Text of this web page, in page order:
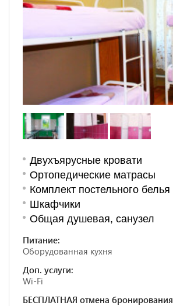
Двухъярусные кровати
Ортопедические матрасы
Комплект постельного белья
Шкафчики
Общая душевая, санузел
Питание:
Оборудованная кухня
Доп. услуги:
Wi-Fi
БЕСПЛАТНАЯ отмена бронирования